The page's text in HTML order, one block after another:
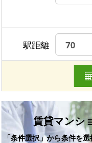
駅距離
賃貸マンシ
「条件選択」から条件を